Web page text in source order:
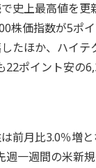
史上最高値を更
株価指数が5ポ
たほか、ハイ
22ポイント安の
前月比3.0％増
週一週間の米新